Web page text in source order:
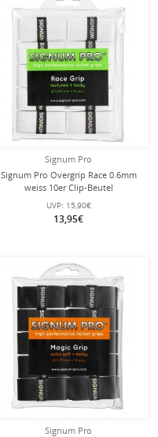
Signum Pro
Signum Pro Overgrip Race 0.6mm
weiss 10er Clip-Beutel
UVP: 15,90€
13,95€
Signum Pro